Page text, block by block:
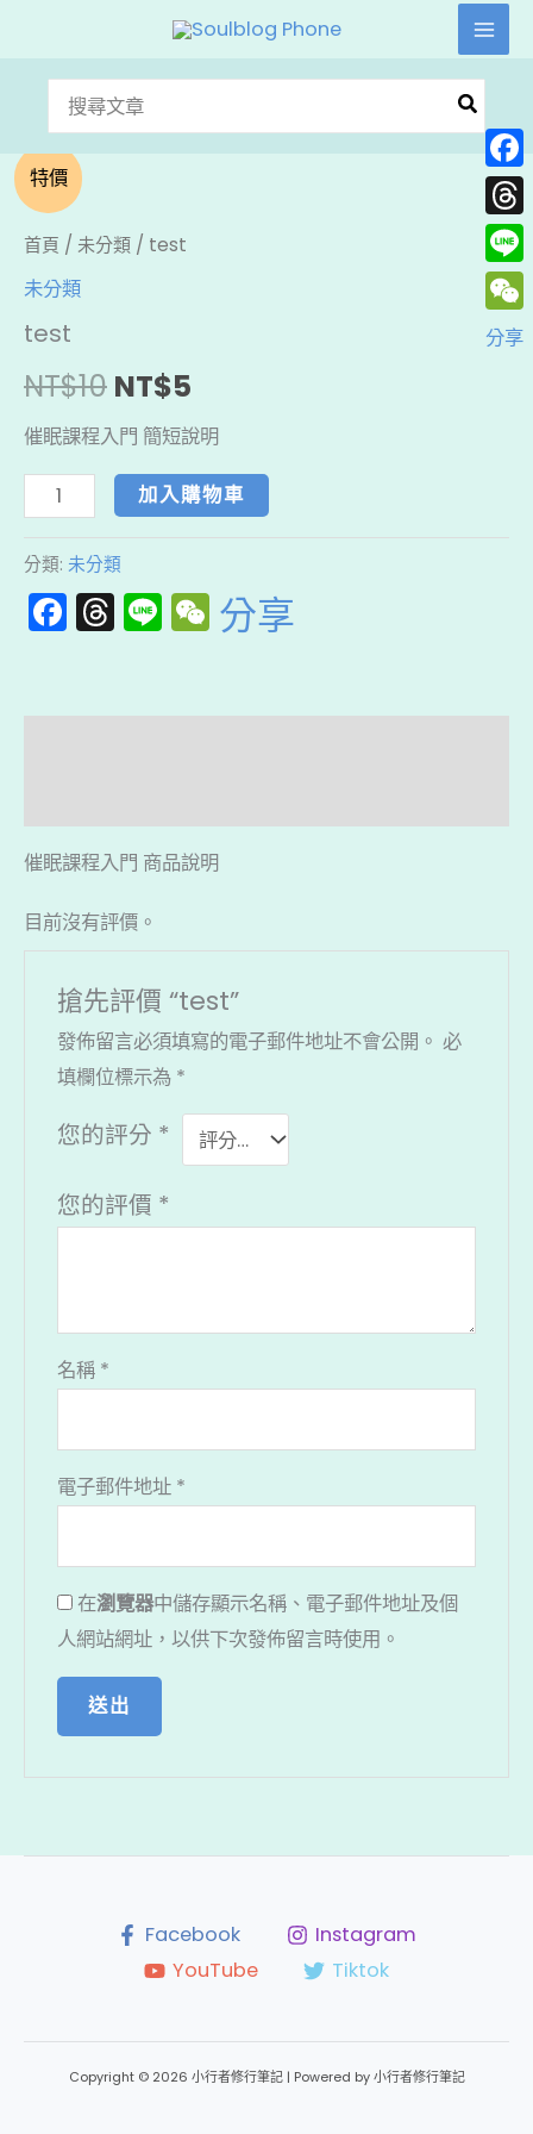
內
容
尋：
特價
首頁 / 未分類 / test
未分類
test
NT$10
始
NT$10。
NT$5
催眠課程入門 簡短說明
test
數
量
加入購物車
分類: 未分類
Facebook
Threads
LineWeChat
分享
催眠課程入門 商品說明
目前沒有評價。
搶先評價 “test”
發佈留言必須填寫的電子郵件地址不會公開。 必
填欄位標示為 *
您的評分 *
您的評價 *
名稱 *
電子郵件地址 *
在瀏覽器中儲存顯示名稱、電子郵件地址及個
人網站網址，以供下次發佈留言時使用。
Facebook
Instagram
YouTube
Tiktok
Copyright © 2026 小行者修行筆記 | Powered by 小行者修行筆記
Line
分享